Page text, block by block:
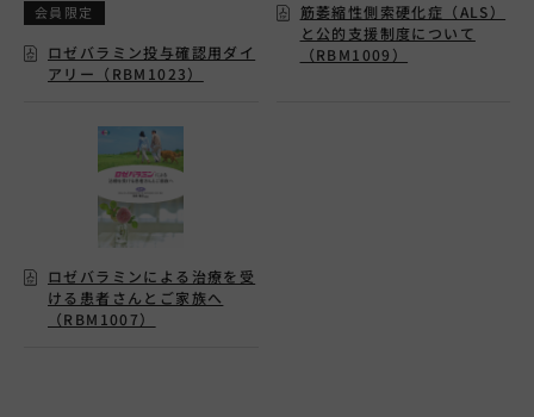
会員限定
ロゼバラミン投与確認用ダイ
アリー（RBM1023）
筋萎縮性側索硬化症（ALS）
と公的支援制度について
（RBM1009）
ロゼバラミンによる治療を受
ける患者さんとご家族へ
（RBM1007）